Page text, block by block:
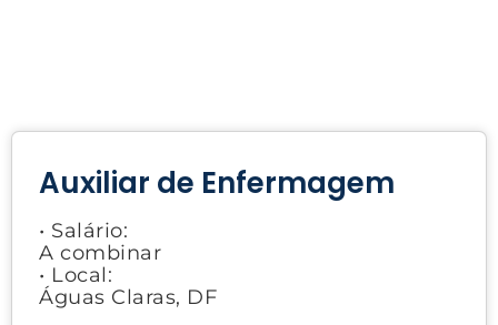
Auxiliar de Enfermagem
• Salário:
A combinar
• Local:
Águas Claras, DF